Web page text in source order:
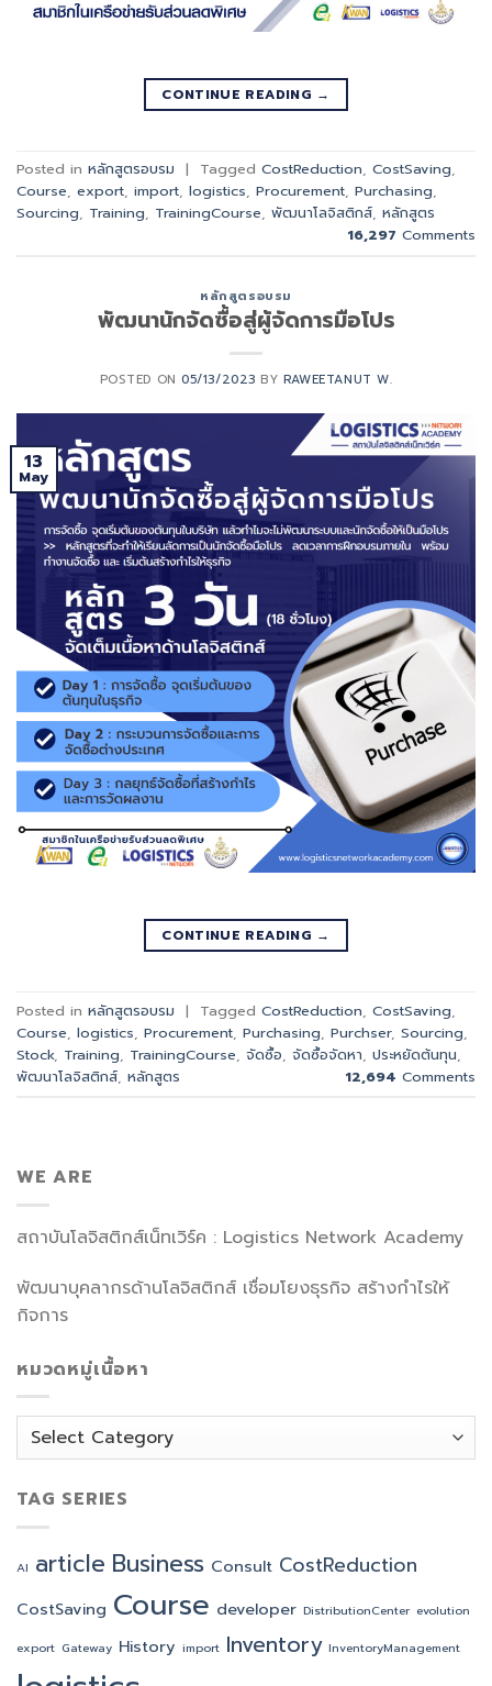
CONTINUE READING →
Posted in หลักสูตรอบรม | Tagged CostReduction, CostSaving,
Course, export, import, logistics, Procurement, Purchasing,
Sourcing, Training, TrainingCourse, พัฒนาโลจิสติกส์, หลักสูตร
16,297 Comments
หลักสูตรอบรม
พัฒนานักจัดซื้อสู่ผู้จัดการมือโปร
POSTED ON05/13/2023 BYRAWEETANUT W.
13
May
CONTINUE READING →
Posted in หลักสูตรอบรม | Tagged CostReduction CostSaving
Course logistics Procurement Purchasing Purchser, Sourcing
Stock, Training TrainingCourse จัดซื้อ จัดซื้อจัดหา ประหยัดต้นทุน
พัฒนาโลจิสติกส์ หลักสูตร 12,694 Comments
WE ARE
สถาบันโลจิสติกส์เน็ทเวิร์ค : Logistics Network Academy
พัฒนาบุคลากรด้านโลจิสติกส์ เชื่อมโยงธุรกิจ สร้างกำไรให้
กิจการ
หมวดหมู่เนื้อหา
หมวด
TAG SERIES
AI article Business Consult CostReduction
CostSaving Course developer DistributionCenter evolution
export Gateway History import Inventory InventoryManagement